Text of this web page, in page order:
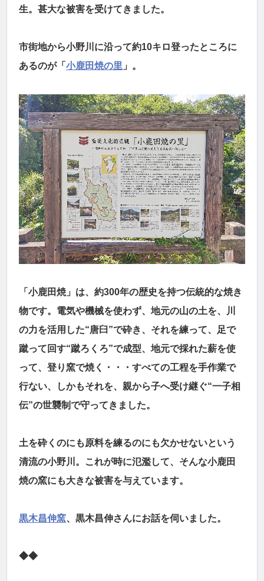
生。甚大な被害を受けてきました。
市街地から小野川に沿って約10キロ登ったところに
あるのが「小鹿田焼の里 」。
「小鹿田焼」は、約300年の歴史を持つ伝統的な焼き
物です。電気や機械を使わず、地元の山の土を、川
の力を活用した“唐臼”で砕き、それを練って、足で
蹴って回す“蹴ろくろ”で成型、地元で採れた薪を使
って、登り窯で焼く・・・すべての工程を手作業で
行ない、しかもそれを、親から子へ受け継ぐ“一子相
伝”の世襲制で守ってきました。
土を砕くのにも原料を練るのにも欠かせないという
清流の小野川。これが時に氾濫して、そんな小鹿田
焼の窯にも大きな被害を与えています。
黒木昌伸窯、黒木昌伸さんにお話を伺いました。
◆◆